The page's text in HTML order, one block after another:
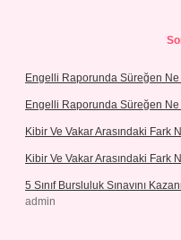
Engelli Raporunda Süreğen
Engelli Raporunda Süreğen
Kibir Ve Vakar Arasındaki Fark
Kibir Ve Vakar Arasındaki Fark
5 Sınıf Bursluluk Sınavını
admin